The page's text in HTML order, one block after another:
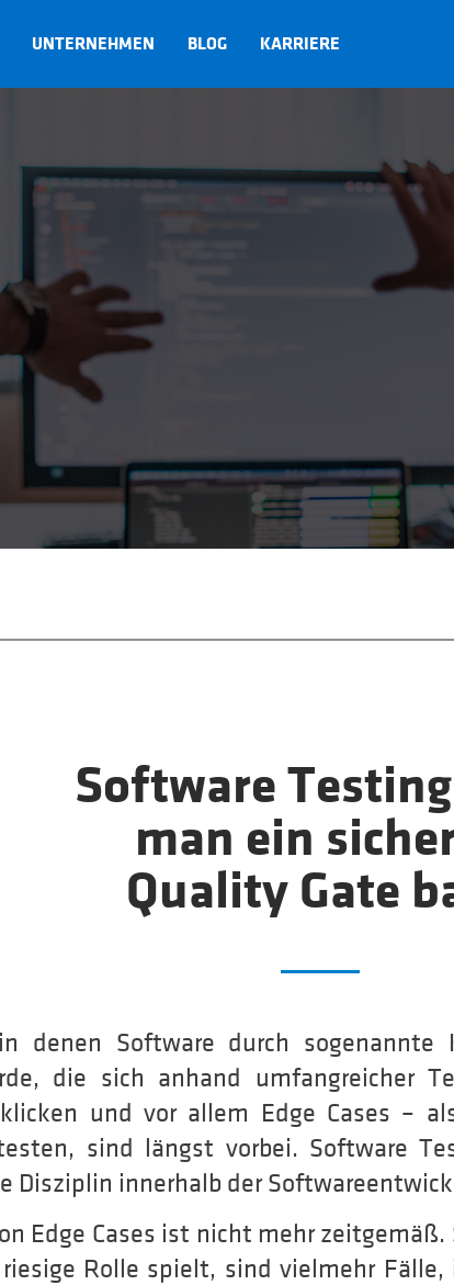
UNTERNEHMEN BLOG KARRIERE
Software
man ein
Quality Gate
denen Software durch sogenannte
die sich anhand umfangreicher
und vor allem Edge Cases –
sind längst vorbei. Software
Disziplin innerhalb der
Edge Cases ist nicht mehr
Rolle spielt, sind vielmehr